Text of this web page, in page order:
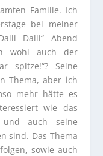
Familie. Ich
bei meiner
Dalli“ Abend
wohl auch der
spitze!“? Seine
Thema, aber ich
mehr hätte es
wie das
und auch seine
sind. Das Thema
sowie auch